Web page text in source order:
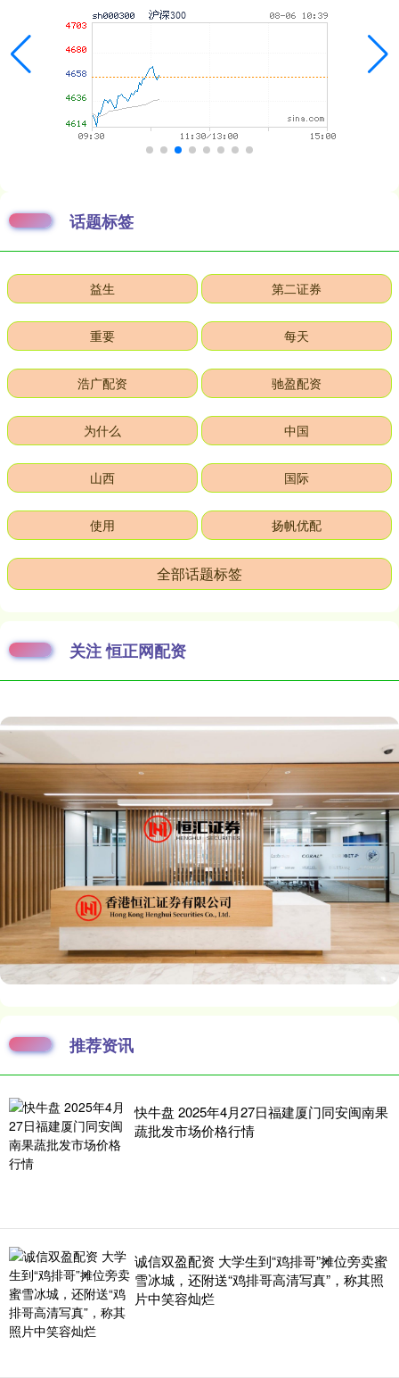
话题标签
益生 第二证券
重要 每天
浩广配资 驰盈配资
为什么 中国
山西 国际
使用 扬帆优配
全部话题标签
关注 恒正网配资
推荐资讯
快牛盘 2025年4月27日福建厦门同安闽南果
蔬批发市场价格行情
诚信双盈配资 大学生到“鸡排哥”摊位旁卖蜜
雪冰城，还附送“鸡排哥高清写真”，称其照
片中笑容灿烂